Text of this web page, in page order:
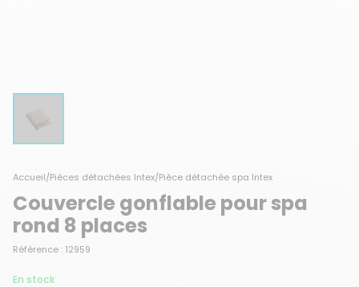
Accueil/Pièces détachées Intex/Pièce détachée spa Intex
Couvercle gonflable pour spa
rond 8 places
Référence : 12959
En stock